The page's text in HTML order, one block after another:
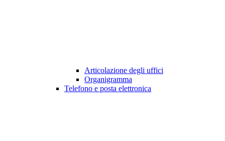
Articolazione degli uffici
Organigramma
Telefono e posta elettronica